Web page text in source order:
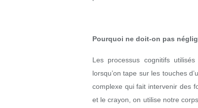
Pourquoi ne doit-on pas
Les processus cognitifs
lorsqu’on tape sur les touches
complexe qui fait intervenir des
et le crayon, on utilise notre